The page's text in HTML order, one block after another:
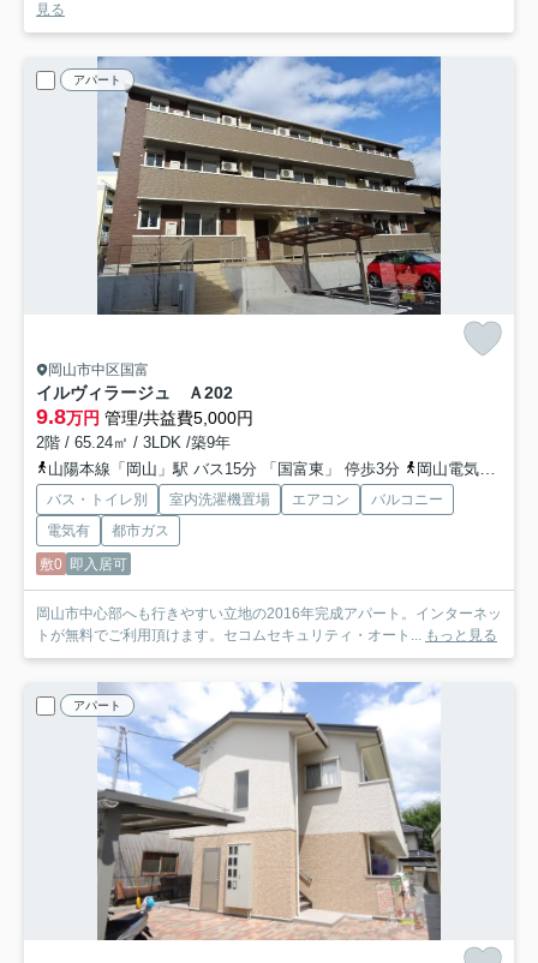
見る
アパート
岡山市中区国富
イルヴィラージュ Ａ202
9.8万円 管理/共益費5,000円
2階 / 65.24㎡ / 3LDK /築9年
山陽本線「岡山」駅 バス15分 「国富東」 停歩3分
岡山電気軌道東山本線「中納言」駅 徒歩16分
バス・トイレ別 室内洗濯機置場 エアコン
バルコニー
電気有
都市ガス
敷0 即入居可
岡山市中心部へも行きやすい立地の2016年完成アパート。インターネッ
トが無料でご利用頂けます。セコムセキュリティ・オート... もっと見る
アパート